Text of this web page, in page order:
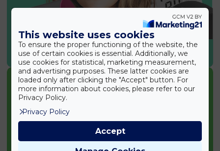
SPORT & EGÉSZSÉG
This website uses cookies
To ensure the proper functioning of the website, the
use of certain cookies is essential. Additionally, we
use cookies for statistical, marketing measurement,
and advertising purposes. These latter cookies are
loaded only after clicking the "Accept" button. For
more information about cookies, please refer to our
Privacy Policy.
Privacy Policy
Accept